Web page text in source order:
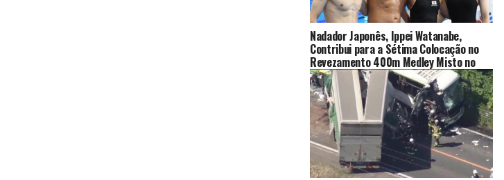
Nadador Japonês, Ippei Watanabe,
Contribui para a Sétima Colocação no
Revezamento 400m Medley Misto no
Campeonato Mundial de Natação em
Fukuoka